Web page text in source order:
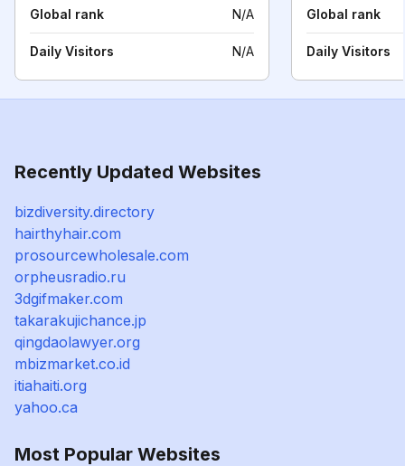
Global rank N/A
Daily Visitors N/A
Global rank
Daily Visitors
Recently Updated Websites
bizdiversity.directory
hairthyhair.com
prosourcewholesale.com
orpheusradio.ru
3dgifmaker.com
takarakujichance.jp
qingdaolawyer.org
mbizmarket.co.id
itiahaiti.org
yahoo.ca
Most Popular Websites